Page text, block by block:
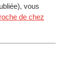
vous
de chez